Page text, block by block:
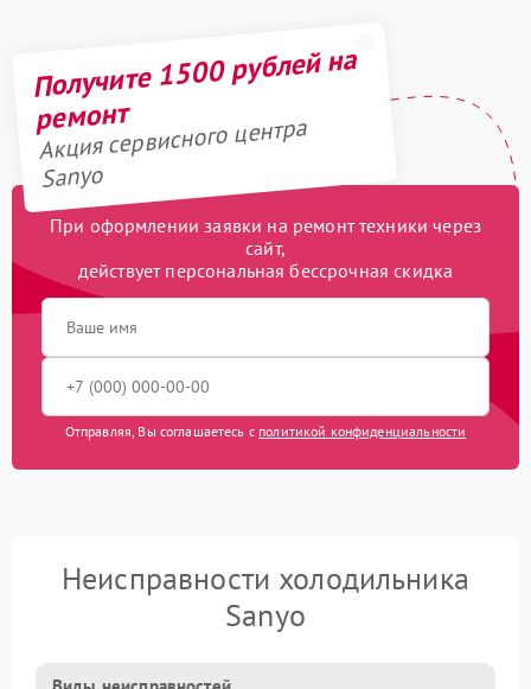
Получите 1500 рублей на
ремонт
Акция сервисного центра
Sanyo
При оформлении заявки на ремонт техники через
сайт,
действует персональная бессрочная скидка
Отправляя, Вы соглашаетесь с политикой конфиденциальности
Неисправности холодильника
Sanyo